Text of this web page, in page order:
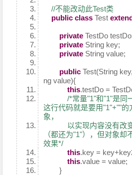
//不能改动此Test类
public class Test
private TestDo
private String key;
private String value;
public Test(String
ng value){
this.testDo =
/*常量"1"和"1"是同
这行代码就是要用"1"+""的
象，
以实现内容没有改变
（都还为"1"），但对象却
效果*/
this.key =
this.value = value;
}